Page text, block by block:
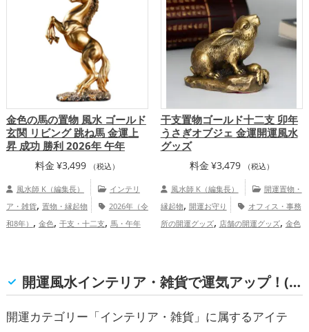
（みどし）の開運グッズ
プ,仕事運アップ 健康運アップ
家庭
運・家族運アップ,総合運・全体運アッ
プ
金色の馬の置物 風水 ゴールド
玄関 リビング 跳ね馬 金運上
昇 成功 勝利 2026年 午年
料金 ¥3,499 （税込）
風水師 K（編集長）
インテリ
ア・雑貨, 置物・縁起物
2026年（令
和8年） , 金色, 干支・十二支, 馬・午年
総合運・全体運アップ
干支置物ゴールド十二支 卯年
うさぎオブジェ 金運開運風水
グッズ
料金 ¥3,479 （税込）
風水師 K（編集長）
開運置物・
縁起物, 開運お守り
オフィス・事務
所の開運グッズ, 店舗の開運グッズ, 金色
関の開運グッズ,リビングの開運グッズ
寝室の開運グッズ 金運アップ,家庭
運・家族運アップ
開運風水インテリア・雑貨で運気アップ！(家庭運・家族運)
開運カテゴリー「インテリア・雑貨」に属するアイテ